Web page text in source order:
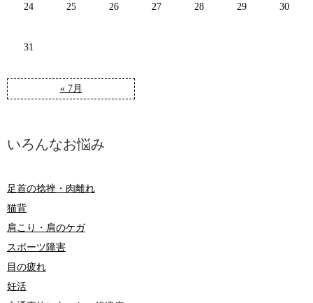
« 7月
24 25 26 27 28 29 30
31
いろんなお悩み
足首の捻挫・肉離れ
猫背
肩こり・肩のケガ
スポーツ障害
目の疲れ
妊活